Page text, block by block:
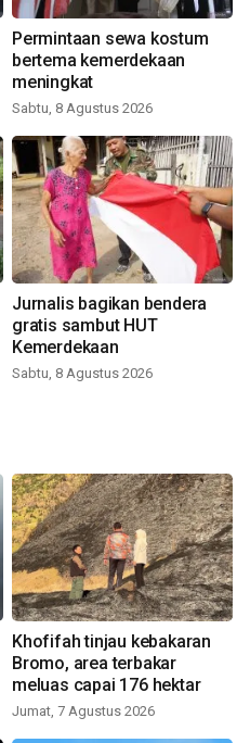
Permintaan sewa kostum
bertema kemerdekaan
meningkat
Sabtu, 8 Agustus 2026
Jurnalis bagikan bendera
gratis sambut HUT
Kemerdekaan
Sabtu, 8 Agustus 2026
Khofifah tinjau kebakaran
Bromo, area terbakar
meluas capai 176 hektar
Jumat, 7 Agustus 2026